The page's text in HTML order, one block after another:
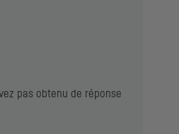
pas obtenu de réponse